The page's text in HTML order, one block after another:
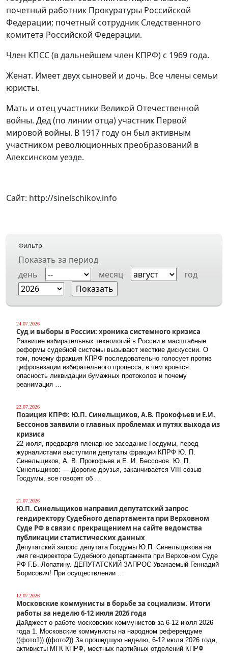
почетный работник Прокуратуры Российской
Федерации; почетный сотрудник Следственного
комитета Российской Федерации.
Член КПСС (в дальнейшем член КПРФ) с 1969 года.
Женат. Имеет двух сыновей и дочь. Все члены семьи
юристы.
Мать и отец участники Великой Отечественной
войны. Дед (по линии отца) участник Первой
мировой войны. В 1917 году он был активным
участником революционных преобразований в
Алексинском уезде.
Сайт: http://sinelschikov.info
Фильтр
Показать за период
день
месяц год
24.07.2026
Суд и выборы в России: хроника системного кризиса
Развитие избирательных технологий в России и масштабные
реформы судебной системы вызывают жесткие дискуссии. О
том, почему фракция КПРФ последовательно голосует против
цифровизации избирательного процесса, в чем кроется
опасность ликвидации бумажных протоколов и почему
реанимация …
22.07.2026
Позиция КПРФ: Ю.П. Синельщиков, А.В. Прокофьев и Е.И.
Бессонов заявили о главных проблемах и путях выхода из
кризиса
22 июля, предваряя пленарное заседание Госдумы, перед
журналистами выступили депутаты фракции КПРФ Ю. П.
Синельщиков, А. В. Прокофьев и Е. И. Бессонов. Ю. П.
Синельщиков: — Дорогие друзья, заканчивается VIII созыв
Госдумы, все говорят об …
21.07.2026
Ю.П. Синельщиков направил депутатский запрос
гендиректору Судебного департамента при Верховном
Суде РФ в связи с прекращением на сайте ведомства
публикации статистических данных
Депутатский запрос депутата Госдумы Ю.П. Синельщикова на
имя гендиректора Судебного департамента при Верховном Суде
РФ Г.Б. Лопатину. ДЕПУТАТСКИЙ ЗАПРОС Уважаемый Геннадий
Борисович! При осуществлении …
12.07.2026
Московские коммунисты в борьбе за социализм. Итоги
работы за неделю 6-12 июля 2026 года
Дайджест о работе московских коммунистов за 6-12 июля 2026
года 1. Московские коммунисты на народном референдуме
((фото1)) ((фото2)) За прошедшую неделю, 6-12 июля 2026 года,
активисты МГК КПРФ, местных партийных отделений КПРФ